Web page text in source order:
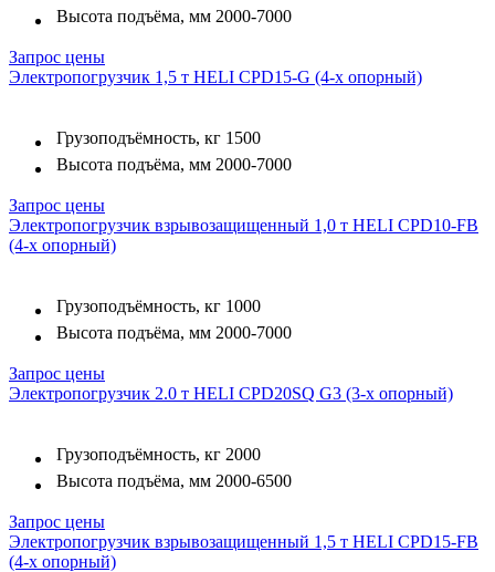
Высота подъёма, мм 2000-7000
Запрос цены
Электропогрузчик 1,5 т HELI CPD15-G (4-х опорный)
Грузоподъёмность, кг 1500
Высота подъёма, мм 2000-7000
Запрос цены
Электропогрузчик взрывозащищенный 1,0 т HELI CPD10-FB
(4-х опорный)
Грузоподъёмность, кг 1000
Высота подъёма, мм 2000-7000
Запрос цены
Электропогрузчик 2.0 т HELI CPD20SQ G3 (3-х опорный)
Грузоподъёмность, кг 2000
Высота подъёма, мм 2000-6500
Запрос цены
Электропогрузчик взрывозащищенный 1,5 т HELI CPD15-FB
(4-х опорный)